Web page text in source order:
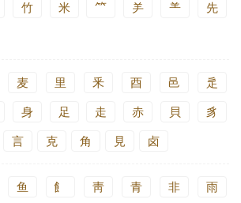
竹 米 ⺮ ⺶ ⺷ 先
麦 里 釆 酉 邑 辵
身 足 走 赤 貝 豸
言 克 角 見 卤
鱼 飠 靑 青 非 雨